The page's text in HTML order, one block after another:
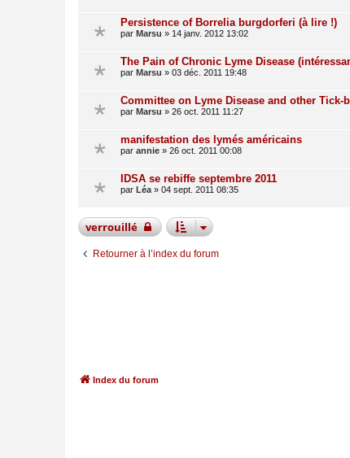
Persistence of Borrelia burgdorferi (à lire !)
par Marsu » 14 janv. 2012 13:02
The Pain of Chronic Lyme Disease
par Marsu » 03 déc. 2011 19:48
Committee on Lyme Disease and other Tick-
par Marsu » 26 oct. 2011 11:27
manifestation des lymés américains
par annie » 26 oct. 2011 00:08
IDSA se rebiffe septembre 2011
par Léa » 04 sept. 2011 08:35
verrouillé
Retourner à l’index du forum
Index du forum